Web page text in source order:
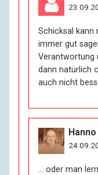
Schicksal kann
immer gut
Verantwortung
dann natürlich
auch nicht
… oder man